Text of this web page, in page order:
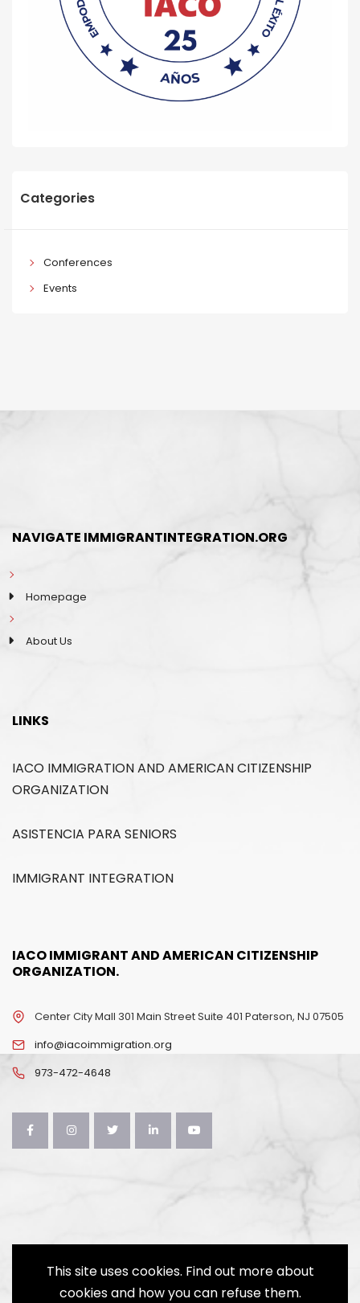
Categories
Conferences
Events
NAVIGATE IMMIGRANTINTEGRATION.ORG
Homepage
About Us
LINKS
IACO IMMIGRATION AND AMERICAN CITIZENSHIP
ORGANIZATION
ASISTENCIA PARA SENIORS
IMMIGRANT INTEGRATION
IACO IMMIGRANT AND AMERICAN CITIZENSHIP
ORGANIZATION.
Center City Mall 301 Main Street Suite 401 Paterson, NJ 07505
info@iacoimmigration.org
973-472-4648
This site uses cookies. Find out more about
cookies and how you can refuse them.